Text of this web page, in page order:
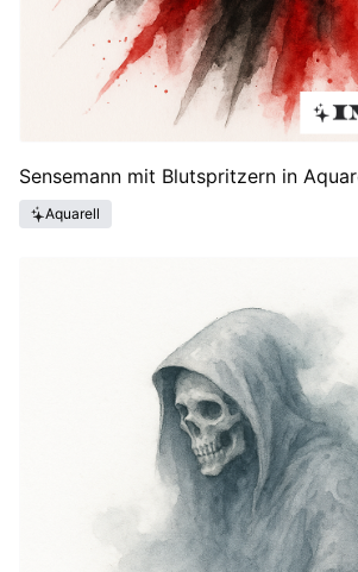
Sensemann mit Blutspritzern in
Aquarell